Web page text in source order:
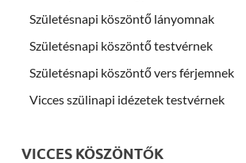
Születésnapi köszöntő lányomnak
Születésnapi köszöntő testvérnek
Születésnapi köszöntő vers férjemnek
Vicces szülinapi idézetek testvérnek
VICCES KÖSZÖNTŐK